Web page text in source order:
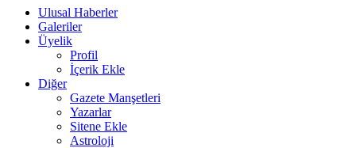
Ulusal Haberler
Galeriler
Üyelik
Profil
İçerik Ekle
Diğer
Gazete Manşetleri
Yazarlar
Sitene Ekle
Astroloji